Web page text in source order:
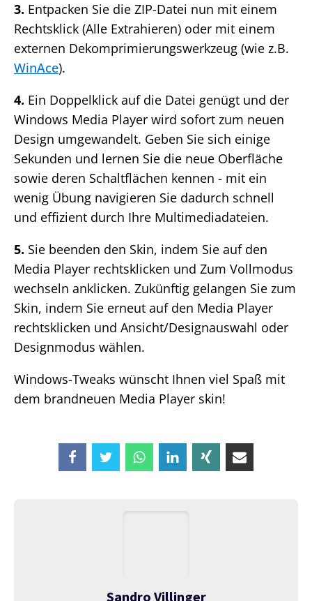
3. Entpacken Sie die ZIP-Datei nun mit einem
Rechtsklick (Alle Extrahieren) oder mit einem
externen Dekomprimierungswerkzeug (wie z.B.
WinAce).
4. Ein Doppelklick auf die Datei genügt und der
Windows Media Player wird sofort zum neuen
Design umgewandelt. Geben Sie sich einige
Sekunden und lernen Sie die neue Oberfläche
sowie deren Schaltflächen kennen - mit ein
wenig Übung navigieren Sie dadurch schnell
und effizient durch Ihre Multimediadateien.
5. Sie beenden den Skin, indem Sie auf den
Media Player rechtsklicken und Zum Vollmodus
wechseln anklicken. Zukünftig gelangen Sie zum
Skin, indem Sie erneut auf den Media Player
rechtsklicken und Ansicht/Designauswahl oder
Designmodus wählen.
Windows-Tweaks wünscht Ihnen viel Spaß mit
dem brandneuen Media Player skin!
Sandro Villinger